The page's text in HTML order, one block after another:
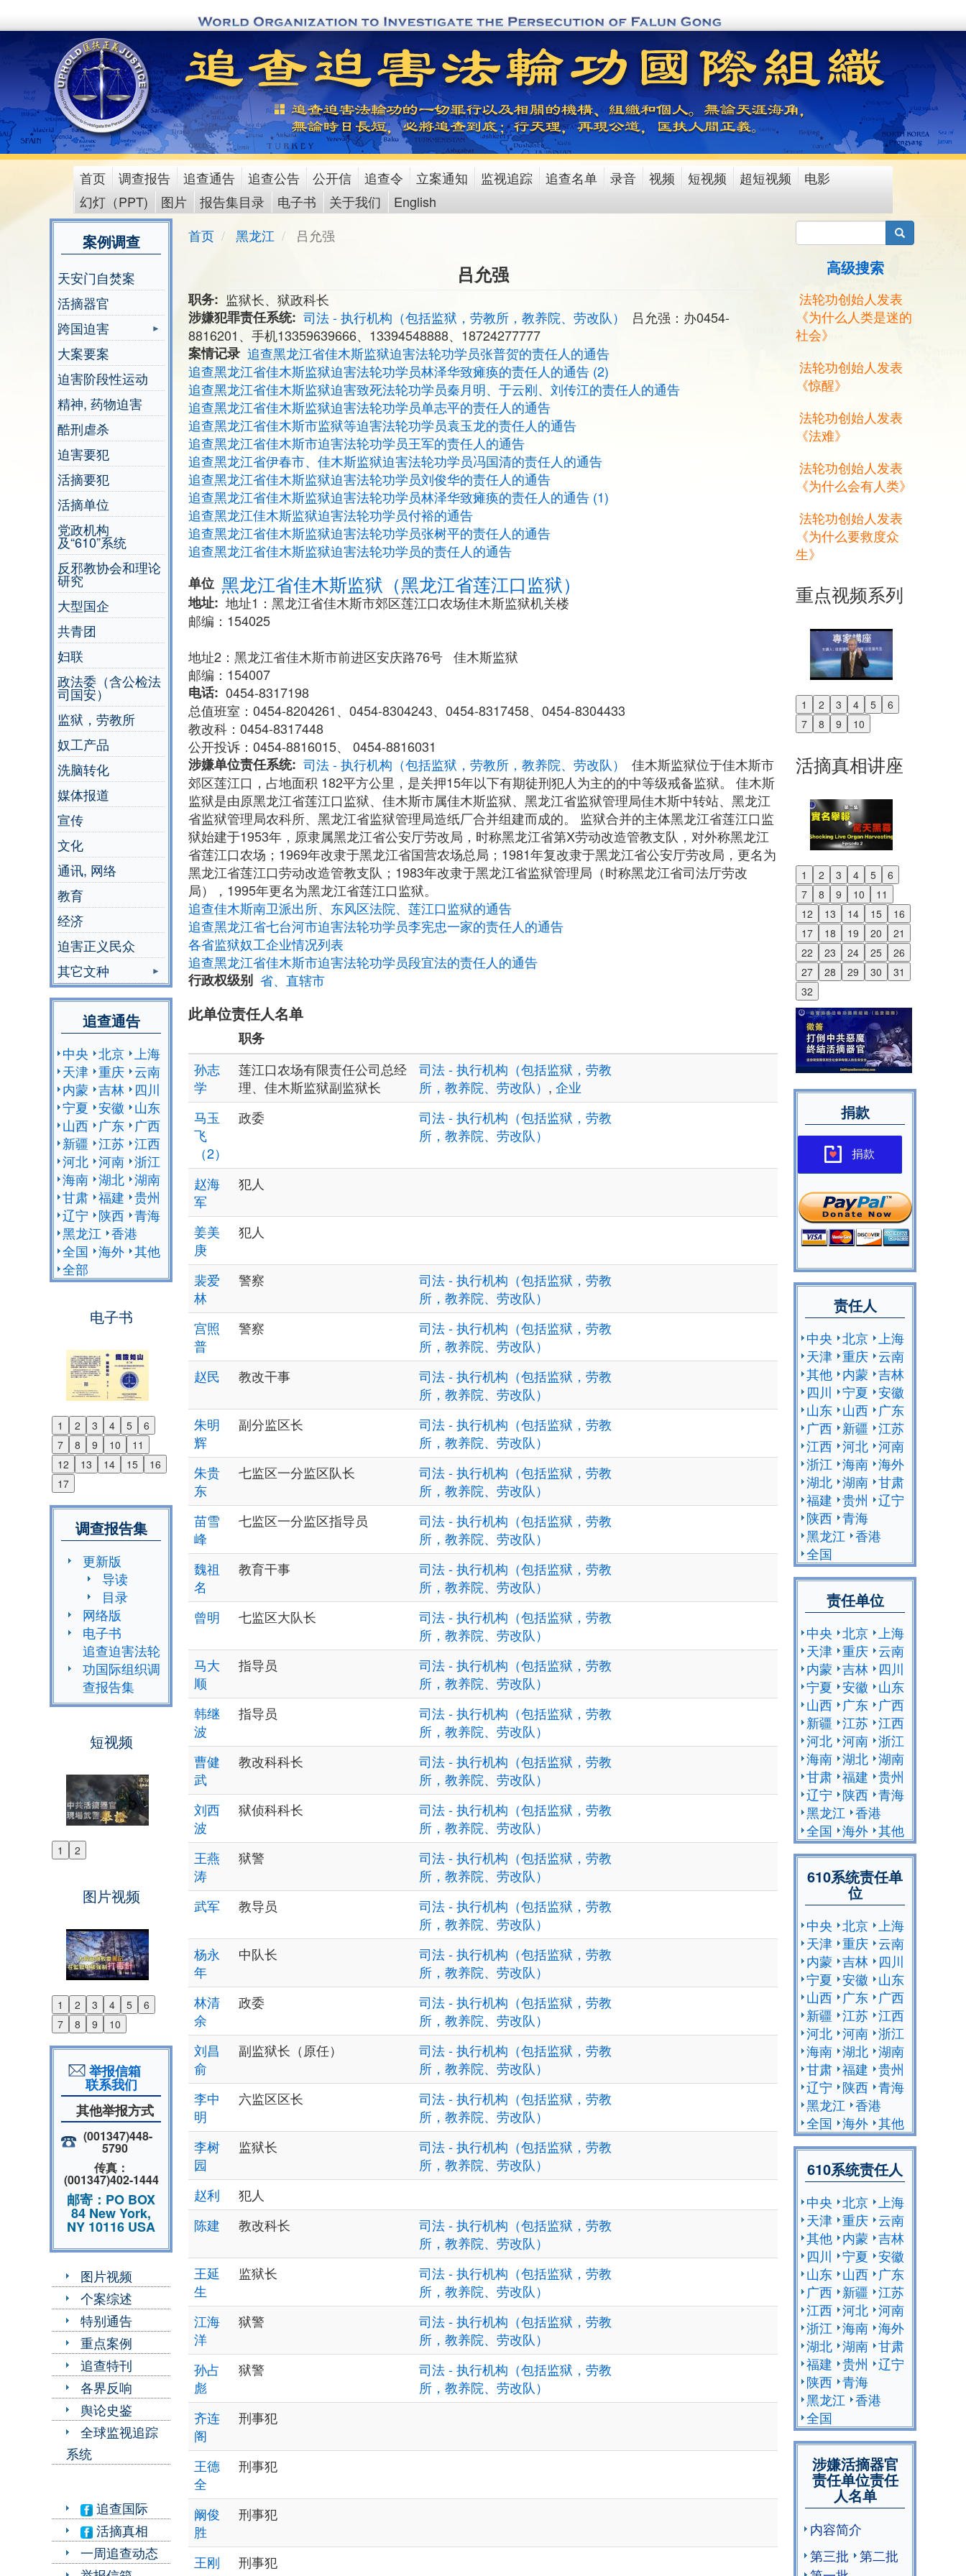
to
content
main
menu
首页 调查报告 追查通告 追查公告 公开信 追查令 立案通知 监视追踪 追查名单 录音 视频 短视频 超短视频
电影
幻灯（PPT)
图片 报告集目录 电子书 关于我们 English
案例调查
天安门自焚案
活摘器官
跨国迫害
大案要案
迫害阶段性运动
精神, 药物迫害
酷刑虐杀
迫害要犯
活摘要犯
活摘单位
党政机构
及“610”系统
反邪教协会和理论
研究
大型国企
共青团
妇联
政法委（含公检法
司国安）
监狱，劳教所
奴工产品
洗脑转化
媒体报道
宣传
文化
通讯, 网络
教育
经济
迫害正义民众
其它文种
追查通告
中央 北京 上海
天津 重庆 云南
内蒙 吉林
四川
宁夏 安徽
山东
山西
广东
广西
新疆 江苏 江西
河北 河南 浙江
海南 湖北 湖南
甘肃 福建 贵州
辽宁
陕西 青海
黑龙江 香港
全国 海外 其他
全部
电子书
1 2 3 4 5
6
7
8 9 10
11
12
13 14 15
16
17
Previous
Next
调查报告集
更新版
导读
目录
网络版
电子书
追查迫害法轮
功国际组织调
查报告集
短视频
1 2
Previous
图片视频
1 2 3 4 5
6
7
8 9 10
Previous
Next
举报信箱
联系我们
其他举报方式
(001347)448-
5790
传真：
(001347)402-1444
邮寄：PO BOX
84 New York,
NY 10116 USA
图片视频
个案综述
特别通告
重点案例
追查特刊
各界反响
舆论史鉴
全球监视追踪
系统
追查国际
活摘真相
一周追查动态
首页 黑龙江 吕允强
吕允强
职务
监狱长、狱政科长
涉嫌犯罪责任系统
司法 - 执行机构（包括监狱，劳教所，教养院、劳改队）
吕允强：办0454-
8816201、手机13359639666、13394548888、18724277777
案情记录 追查黑龙江省佳木斯监狱迫害法轮功学员张普贺的责任人的通告
追查黑龙江省佳木斯监狱迫害法轮功学员林泽华致瘫痪的责任人的通告 (2)
追查黑龙江省佳木斯监狱迫害致死法轮功学员秦月明、于云刚、刘传江的责任人的通告
追查黑龙江省佳木斯监狱迫害法轮功学员单志平的责任人的通告
追查黑龙江省佳木斯市监狱等迫害法轮功学员袁玉龙的责任人的通告
追查黑龙江省佳木斯市迫害法轮功学员王军的责任人的通告
追查黑龙江省伊春市、佳木斯监狱迫害法轮功学员冯国清的责任人的通告
追查黑龙江省佳木斯监狱迫害法轮功学员刘俊华的责任人的通告
追查黑龙江省佳木斯监狱迫害法轮功学员林泽华致瘫痪的责任人的通告 (1)
追查黑龙江佳木斯监狱迫害法轮功学员付裕的通告
追查黑龙江省佳木斯监狱迫害法轮功学员张树平的责任人的通告
追查黑龙江省佳木斯监狱迫害法轮功学员的责任人的通告
单位 黑龙江省佳木斯监狱（黑龙江省莲江口监狱）
地址
地址1：黑龙江省佳木斯市郊区莲江口农场佳木斯监狱机关楼
邮编：154025
地址2：黑龙江省佳木斯市前进区安庆路76号 佳木斯监狱
邮编：154007
电话
0454-8317198
总值班室：0454-8204261、0454-8304243、0454-8317458、0454-8304433
教改科：0454-8317448
公开投诉：0454-8816015、 0454-8816031
涉嫌单位责任系统
司法 - 执行机构（包括监狱，劳教所，教养院、劳改队）
佳木斯监狱位于佳木斯市
郊区莲江口，占地面积 182平方公里，是关押15年以下有期徒刑犯人为主的的中等级戒备监狱。 佳木斯
监狱是由原黑龙江省莲江口监狱、佳木斯市属佳木斯监狱、黑龙江省监狱管理局佳木斯中转站、黑龙江
省监狱管理局农科所、黑龙江省监狱管理局造纸厂合并组建而成的。 监狱合并的主体黑龙江省莲江口监
狱始建于1953年，原隶属黑龙江省公安厅劳改局，时称黑龙江省第X劳动改造管教支队，对外称黑龙江
省莲江口农场；1969年改隶于黑龙江省国营农场总局；1981年复改隶于黑龙江省公安厅劳改局，更名为
黑龙江省莲江口劳动改造管教支队；1983年改隶于黑龙江省监狱管理局（时称黑龙江省司法厅劳改
局），1995年更名为黑龙江省莲江口监狱。
追查佳木斯南卫派出所、东风区法院、莲江口监狱的通告
追查黑龙江省七台河市迫害法轮功学员李宪忠一家的责任人的通告
各省监狱奴工企业情况列表
追查黑龙江省佳木斯市迫害法轮功学员段宜法的责任人的通告
行政权级别 省、直辖市
此单位责任人名单
职务
孙志
学
莲江口农场有限责任公司总经
理、佳木斯监狱副监狱长
司法 - 执行机构（包括监狱，劳教
所，教养院、劳改队） , 企业
马玉
飞
（2）
政委
司法 - 执行机构（包括监狱，劳教
所，教养院、劳改队）
赵海
军
犯人
姜美
庚
犯人
裴爱
林
警察
司法 - 执行机构（包括监狱，劳教
所，教养院、劳改队）
宫照
普
警察
司法 - 执行机构（包括监狱，劳教
所，教养院、劳改队）
赵民
教改干事
司法 - 执行机构（包括监狱，劳教
所，教养院、劳改队）
朱明
辉
副分监区长
司法 - 执行机构（包括监狱，劳教
所，教养院、劳改队）
朱贵
东
七监区一分监区队长
司法 - 执行机构（包括监狱，劳教
所，教养院、劳改队）
苗雪
峰
七监区一分监区指导员
司法 - 执行机构（包括监狱，劳教
所，教养院、劳改队）
魏祖
名
教育干事
司法 - 执行机构（包括监狱，劳教
所，教养院、劳改队）
曾明
七监区大队长
司法 - 执行机构（包括监狱，劳教
所，教养院、劳改队）
马大
顺
指导员
司法 - 执行机构（包括监狱，劳教
所，教养院、劳改队）
韩继
波
指导员
司法 - 执行机构（包括监狱，劳教
所，教养院、劳改队）
曹健
武
教改科科长
司法 - 执行机构（包括监狱，劳教
所，教养院、劳改队）
刘西
波
狱侦科科长
司法 - 执行机构（包括监狱，劳教
所，教养院、劳改队）
王燕
涛
狱警
司法 - 执行机构（包括监狱，劳教
所，教养院、劳改队）
武军
教导员
司法 - 执行机构（包括监狱，劳教
所，教养院、劳改队）
杨永
年
中队长
司法 - 执行机构（包括监狱，劳教
所，教养院、劳改队）
林清
余
政委
司法 - 执行机构（包括监狱，劳教
所，教养院、劳改队）
刘昌
俞
副监狱长（原任）
司法 - 执行机构（包括监狱，劳教
所，教养院、劳改队）
李中
明
六监区区长
司法 - 执行机构（包括监狱，劳教
所，教养院、劳改队）
李树
园
监狱长
司法 - 执行机构（包括监狱，劳教
所，教养院、劳改队）
赵利
犯人
陈建
教改科长
司法 - 执行机构（包括监狱，劳教
所，教养院、劳改队）
王延
生
监狱长
司法 - 执行机构（包括监狱，劳教
所，教养院、劳改队）
江海
洋
狱警
司法 - 执行机构（包括监狱，劳教
所，教养院、劳改队）
孙占
彪
狱警
司法 - 执行机构（包括监狱，劳教
所，教养院、劳改队）
齐连
阁
刑事犯
王德
全
刑事犯
阚俊
胜
刑事犯
王刚
刑事犯
搜索
高级搜索
法轮功创始人发表
《为什么人类是迷的
社会》
法轮功创始人发表
《惊醒》
法轮功创始人发表
《法难》
法轮功创始人发表
《为什么会有人类》
法轮功创始人发表
《为什么要救度众
生》
重点视频系列
1 2 3 4 5
6
7
8 9 10
Previous
Next
活摘真相讲座
1 2 3 4 5
6
7
8 9 10
11
12
13 14 15
16
17
18 19 20
21
22
23 24 25
26
27
28 29 30
31
32
Previous
Next
捐款
捐款
责任人
中央 北京
上海
天津 重庆 云南
其他 内蒙 吉林
四川
宁夏 安徽
山东 山西
广东
广西 新疆 江苏
江西 河北 河南
浙江 海南 海外
湖北 湖南 甘肃
福建 贵州
辽宁
陕西 青海
黑龙江 香港
全国
责任单位
中央 北京
上海
天津 重庆 云南
内蒙 吉林
四川
宁夏 安徽
山东
山西
广东
广西
新疆 江苏 江西
河北 河南 浙江
海南 湖北 湖南
甘肃 福建 贵州
辽宁
陕西 青海
黑龙江 香港
全国 海外 其他
610系统责任单
位
中央 北京
上海
天津 重庆 云南
内蒙 吉林
四川
宁夏 安徽
山东
山西
广东
广西
新疆 江苏 江西
河北 河南 浙江
海南 湖北 湖南
甘肃 福建 贵州
辽宁
陕西 青海
黑龙江 香港
全国 海外 其他
610系统责任人
中央 北京
上海
天津 重庆 云南
其他 内蒙 吉林
四川
宁夏 安徽
山东 山西
广东
广西 新疆 江苏
江西 河北 河南
浙江 海南 海外
湖北 湖南 甘肃
福建 贵州
辽宁
陕西 青海
黑龙江 香港
全国
涉嫌活摘器官
责任单位责任
人名单
内容简介
第三批
第二批